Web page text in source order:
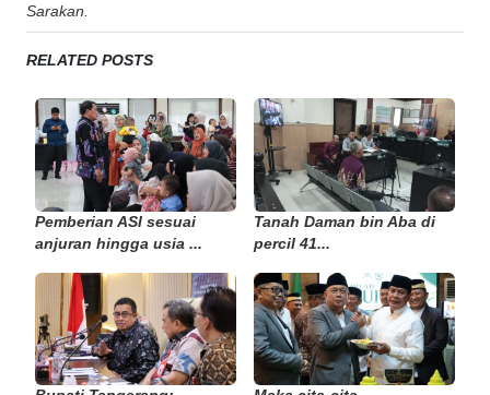
Sarakan.
RELATED POSTS
Pemberian ASI sesuai
anjuran hingga usia ...
Tanah Daman bin Aba di
percil 41...